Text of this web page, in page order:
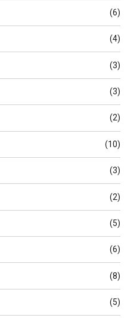
(6)
(4)
(3)
(3)
(2)
(10)
(3)
(2)
(5)
(6)
(8)
(5)